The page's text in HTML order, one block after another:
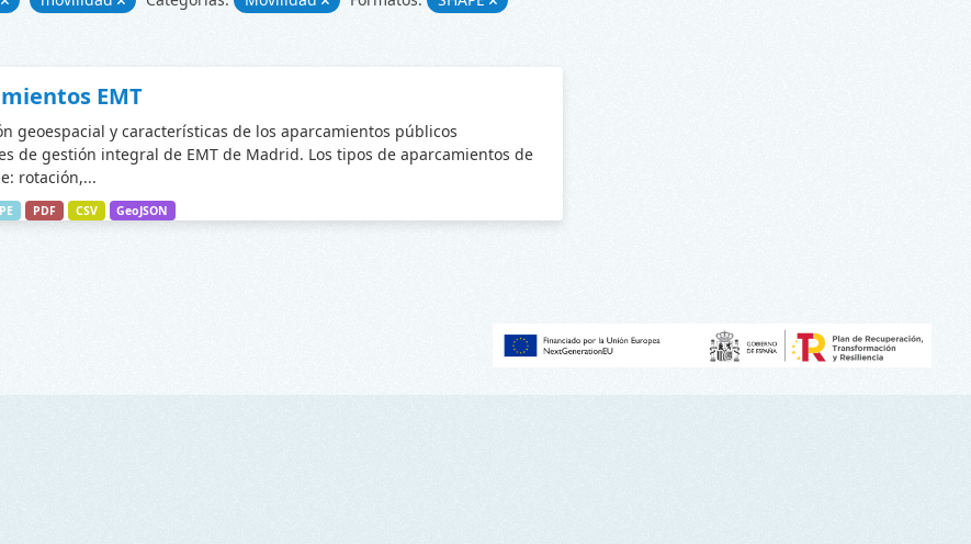
EMT
geoespacial y características de los aparcamientos públicos
de gestión integral de EMT de Madrid. Los tipos de aparcamientos de
rotación,...
PDF CSV GeoJSON